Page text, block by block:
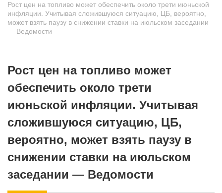
Рост цен на топливо может обеспечить около трети июньской
инфляции. Учитывая сложившуюся ситуацию, ЦБ, вероятно,
может взять паузу в снижении ставки на июльском заседании
— Ведомости
Рост цен на топливо может
обеспечить около трети
июньской инфляции. Учитывая
сложившуюся ситуацию, ЦБ,
вероятно, может взять паузу в
снижении ставки на июльском
заседании — Ведомости